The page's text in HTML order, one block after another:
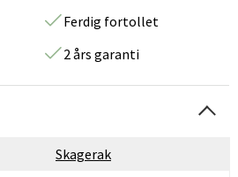
Ferdig fortollet
2 års garanti
Skagerak